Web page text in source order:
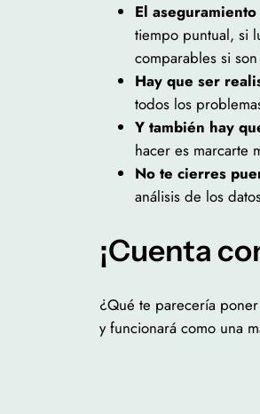
El
tiempo puntual, si
comparables si
Hay que ser
todos los
Y también hay
hacer es marcarte
No te cierres
análisis de los
¡Cuenta
¿Qué te parecería
y funcionará como una